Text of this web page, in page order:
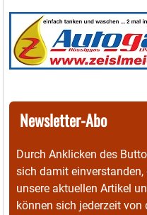
Newsletter-Abo
Durch Anklicken des
sich damit
unsere aktuellen Artikel
können sich jederzeit von